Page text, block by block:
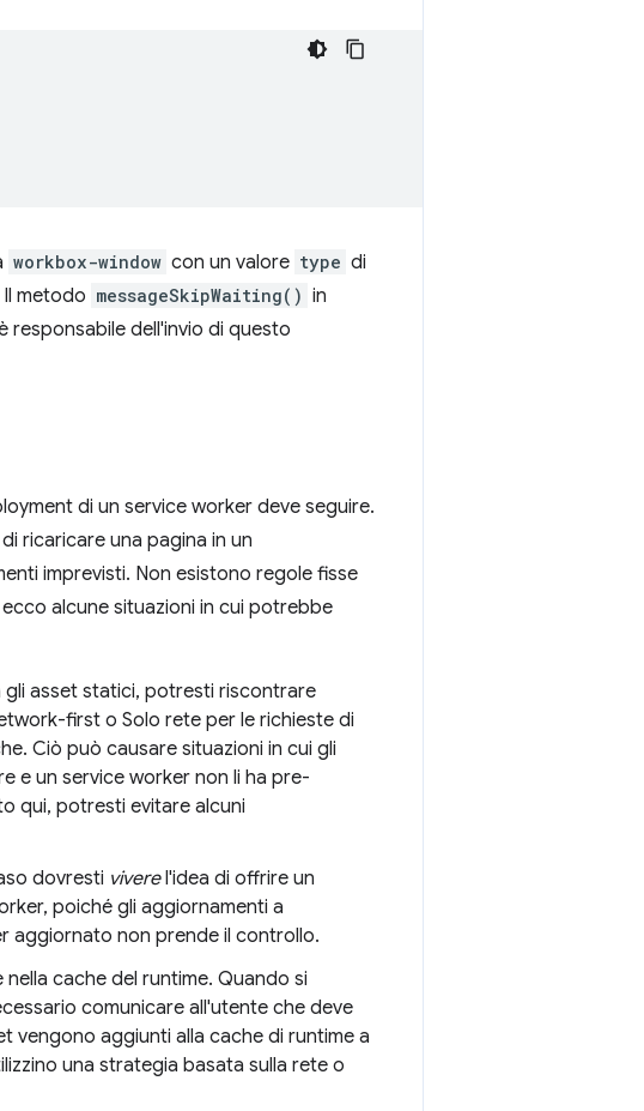
workbox-window con un valore type di
Il metodo messageSkipWaiting() in
responsabile dell'invio di questo
di un service worker deve seguire.
ricaricare una pagina in un
imprevisti. Non esistono regole fisse
alcune situazioni in cui potrebbe
gli asset statici, potresti riscontrare
first o Solo rete per le richieste di
Ciò può causare situazioni in cui gli
e un service worker non li ha pre-
qui, potresti evitare alcuni
dovresti viverel'idea di offrire un
poiché gli aggiornamenti a
aggiornato non prende il controllo.
cache del runtime. Quando si
comunicare all'utente che deve
vengono aggiunti alla cache di runtime a
una strategia basata sulla rete o